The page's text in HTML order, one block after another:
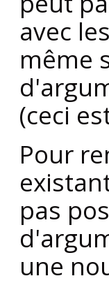
avec
même
(ceci
Pour
pas
une